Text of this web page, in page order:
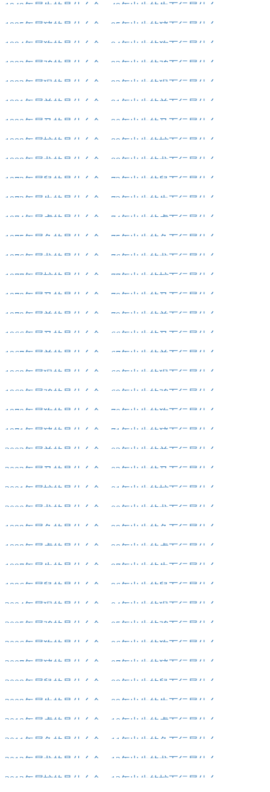
1949年属牛的是什么命，49年出生的牛五行属什么
1995年属猪的是什么命，95年出生的猪五行属什么
1994年属狗的是什么命，94年出生的狗五行属什么
1993年属鸡的是什么命，93年出生的鸡五行属什么
1992年属猴的是什么命，92年出生的猴五行属什么
1991年属羊的是什么命，91年出生的羊五行属什么
1990年属马的是什么命，90年出生的马五行属什么
1989年属蛇的是什么命，89年出生的蛇五行属什么
1988年属龙的是什么命，88年出生的龙五行属什么
1972年属鼠的是什么命，72年出生的鼠五行属什么
1973年属牛的是什么命，73年出生的牛五行属什么
1974年属虎的是什么命，74年出生的虎五行属什么
1975年属兔的是什么命，75年出生的兔五行属什么
1976年属龙的是什么命，76年出生的龙五行属什么
1977年属蛇的是什么命，77年出生的蛇五行属什么
1978年属马的是什么命，78年出生的马五行属什么
1979年属羊的是什么命，79年出生的羊五行属什么
1966年属马的是什么命，66年出生的马五行属什么
1967年属羊的是什么命，67年出生的羊五行属什么
1968年属猴的是什么命，68年出生的猴五行属什么
1969年属鸡的是什么命，69年出生的鸡五行属什么
1970年属狗的是什么命，70年出生的狗五行属什么
1971年属猪的是什么命，71年出生的猪五行属什么
2003年属羊的是什么命，03年出生的羊五行属什么
2002年属马的是什么命，02年出生的马五行属什么
2001年属蛇的是什么命，01年出生的蛇五行属什么
2000年属龙的是什么命，00年出生的龙五行属什么
1999年属兔的是什么命，99年出生的兔五行属什么
1998年属虎的是什么命，98年出生的虎五行属什么
1997年属牛的是什么命，97年出生的牛五行属什么
1996年属鼠的是什么命，96年出生的鼠五行属什么
2004年属猴的是什么命，04年出生的猴五行属什么
2005年属鸡的是什么命，05年出生的鸡五行属什么
2006年属狗的是什么命，06年出生的狗五行属什么
2007年属猪的是什么命，07年出生的猪五行属什么
2008年属鼠的是什么命，08年出生的鼠五行属什么
2009年属牛的是什么命，09年出生的牛五行属什么
2010年属虎的是什么命，10年出生的虎五行属什么
2011年属兔的是什么命，11年出生的兔五行属什么
2012年属龙的是什么命，12年出生的龙五行属什么
2013年属蛇的是什么命，13年出生的蛇五行属什么